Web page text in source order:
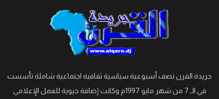
جريدة القرن نصف أسبوعية سياسية ثقافية اجتماعية شاملة تأسست
في الـ 7 من شهر مايو 1997م وكانت إضافة حيوية للعمل الإعلامي